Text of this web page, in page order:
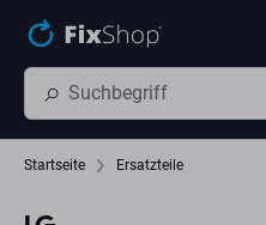
Startseite Ersatzteile